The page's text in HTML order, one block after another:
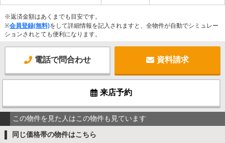
※返済金額はあくまでも目安です。
※会員登録(無料)をして詳細情報を記入されますと、全物件が自動でシミュレー
ションされとても便利になります。
電話で問合わせ 資料請求
来店予約
この物件を見た人はこの物件も見ています
同じ価格帯の物件はこちら